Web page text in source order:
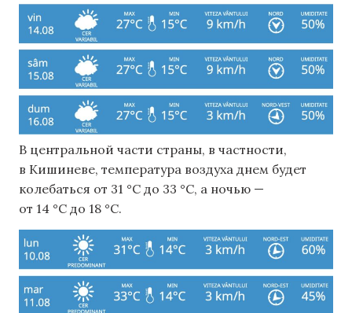
В центральной части страны, в частности,
в Кишиневе, температура воздуха днем ​​будет
колебаться от 31 °C до 33 °C, а ночью —
от 14 °C до 18 °C.